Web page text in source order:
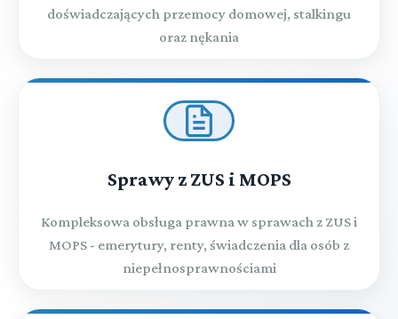
doświadczających przemocy domowej, stalkingu
oraz nękania
Sprawy z ZUS i MOPS
Kompleksowa obsługa prawna w sprawach z ZUS i
MOPS - emerytury, renty, świadczenia dla osób z
niepełnosprawnościami